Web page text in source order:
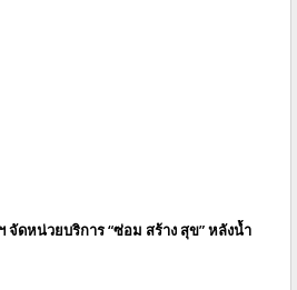
ดหน่วยบริการ “ซ่อม สร้าง สุข” หลังน้ำ